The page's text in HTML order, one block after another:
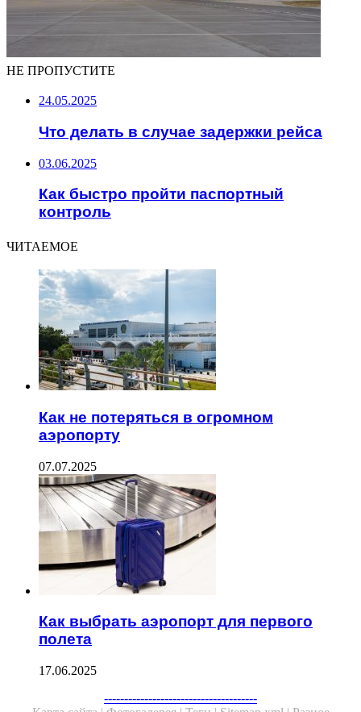
НЕ ПРОПУСТИТЕ
24.05.2025
Что делать в случае задержки рейса
03.06.2025
Как быстро пройти паспортный
контроль
ЧИТАЕМОЕ
Как не потеряться в огромном
аэропорту
07.07.2025
Как выбрать аэропорт для первого
полета
17.06.2025
--------------------------------------